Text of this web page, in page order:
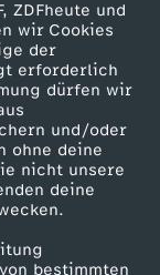
ZDFheute und
wir Cookies
der
erforderlich
dürfen wir
und/oder
ohne deine
nicht unsere
deine
bestimmten
ZDF